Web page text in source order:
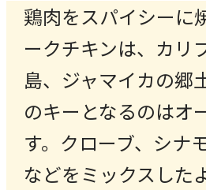
鶏肉をスパイシーに
ークチキンは、カリ
島、ジャマイカの郷
のキーとなるのはオ
す。クローブ、シナ
などをミックスした